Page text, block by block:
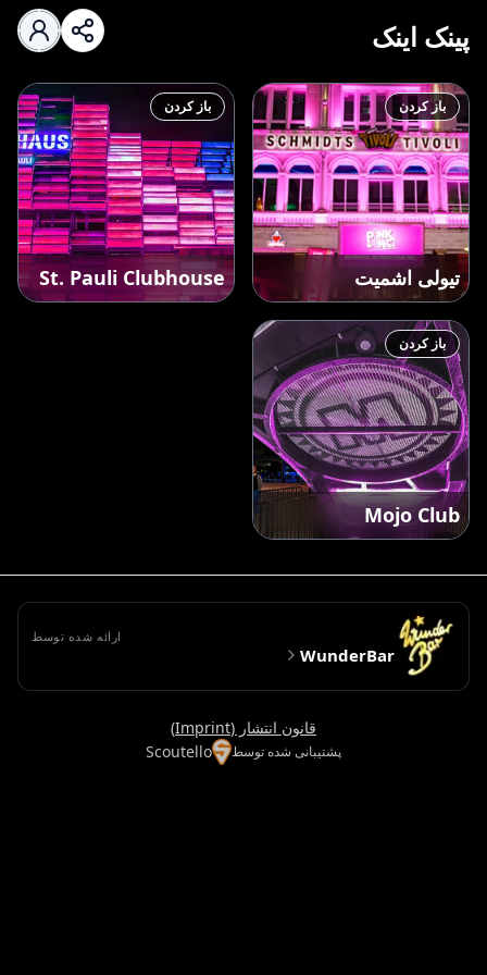
پینک اینک
تیولی اشمیت
باز کردن
St. Pauli Clubhouse
باز کردن
Mojo Club
باز کردن
ارائه شده توسط
WunderBar
قانون انتشار (Imprint)
پشتیبانی شده توسط Scoutello